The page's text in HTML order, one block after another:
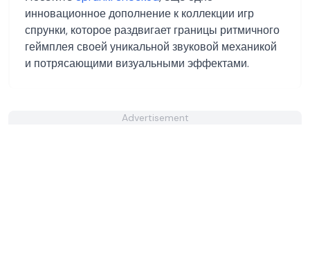
инновационное дополнение к коллекции игр
спрунки, которое раздвигает границы ритмичного
геймплея своей уникальной звуковой механикой
и потрясающими визуальными эффектами.
Advertisement